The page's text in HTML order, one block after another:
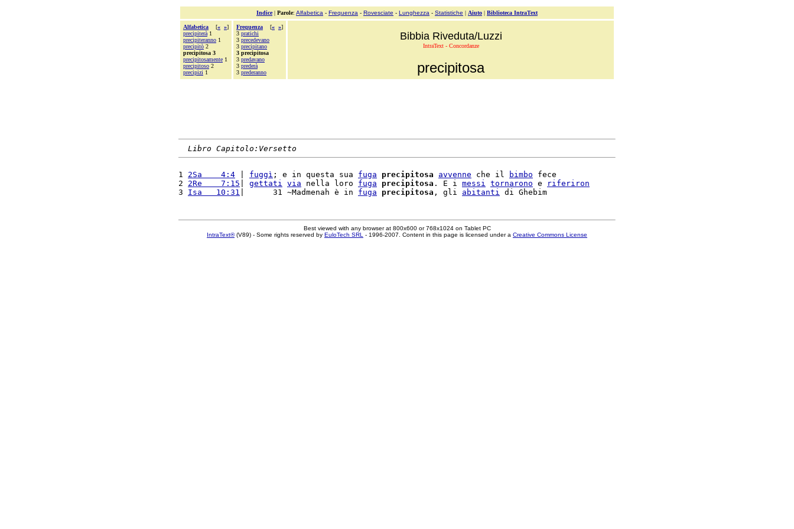
Indice| Parole: Alfabetica - Frequenza - Rovesciate - Lunghezza - Statistiche | Aiuto | Biblioteca IntraText
Alfabetica [« »]
precipiterà 1
precipiteranno 1
precipitò 2
precipitosa 3
precipitosamente 1
precipitoso 2
precipizi 1
Frequenza [« »]
3 pratichi
3 precedevano
3 precipitano
3 precipitosa
3 predavano
3 prederà
3 prederanno
Bibbia Riveduta/Luzzi
IntraText - Concordanze
precipitosa
Libro Capitolo:Versetto
1 2Sa    4:4 fuggì ; e in questa sua fuga precipitosa avvenne che il bimbo fece
2 2Re    7:15 gettati via nella loro fuga precipitosa . E i messi tornarono e
riferiron
3 Isa   10:31 |      31 ~Madmenah è in fuga precipitosa , gli abitanti
Best viewed with any browser at 800x600 or 768x1024 on Tablet PC
IntraText®(V89) - Some rights reserved by EuloTech SRL - 1996-2007. Content in this page is licensed under a Creative Commons License